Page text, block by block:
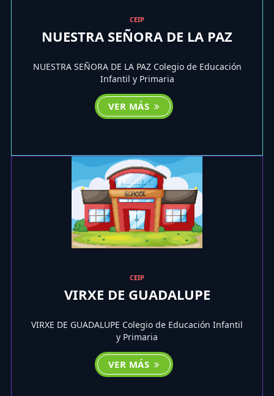
CEIP
NUESTRA SEÑORA DE LA PAZ
NUESTRA SEÑORA DE LA PAZ Colegio de Educación
Infantil y Primaria
VER MÁS
CEIP
VIRXE DE GUADALUPE
VIRXE DE GUADALUPE Colegio de Educación Infantil
y Primaria
VER MÁS